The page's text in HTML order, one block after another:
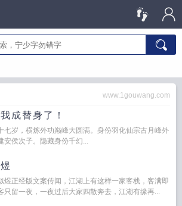
www.1gouwang.com
成替身了！
七岁，横炼外功巅峰大圆满。身份羽化仙宗古月峰外
安侯次子。隐藏身份千幻...
煜正经版文案传闻，江湖上有这样一家客栈，客满即
只留一夜，一夜过后大家四散奔去，江湖有缘再...